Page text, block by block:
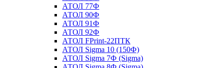
АТОЛ 77Ф
АТОЛ 90Ф
АТОЛ 91Ф
АТОЛ 92Ф
АТОЛ FPrint-22ПТК
АТОЛ Sigma 10 (150Ф)
АТОЛ Sigma 7Ф (Sigma)